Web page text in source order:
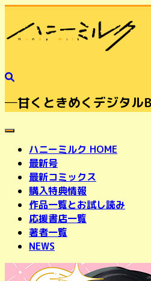
─甘くときめくデジタル
toggle navigation
ハニーミルク HOME
最新号
最新コミックス
購入特典情報
作品一覧とお試し読み
応援書店一覧
著者一覧
NEWS